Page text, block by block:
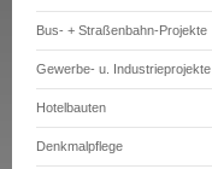
Bus- + Straßenbahn-Projekte
Gewerbe- u. Industrieprojekte
Hotelbauten
Denkmalpflege